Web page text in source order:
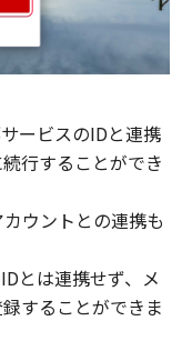
ービスのIDと連携
行することができ
ウントとの連携も
とは連携せず、メ
することができま